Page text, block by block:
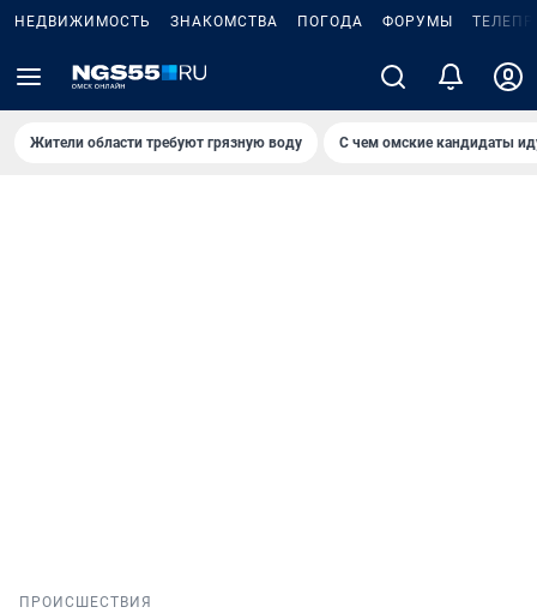
НЕДВИЖИМОСТЬ ЗНАКОМСТВА ПОГОДА ФОРУМЫ
Жители области требуют грязную воду С чем омские кандидаты
ПРОИСШЕСТВИЯ